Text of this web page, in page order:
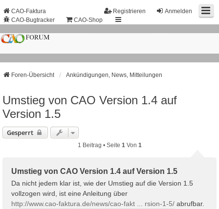
Anmelden
Registrieren
CAO-Faktura
CAO-Bugtracker
CAO-Shop
Foren-Übersicht Ankündigungen, News, Mitteilungen
Umstieg von CAO Version 1.4 auf
Version 1.5
Gesperrt
1 Beitrag • Seite 1 Von 1
Umstieg von CAO Version 1.4 auf Version 1.5
Da nicht jedem klar ist, wie der Umstieg auf die Version 1.5
vollzogen wird, ist eine Anleitung über
http://www.cao-faktura.de/news/cao-fakt ... rsion-1-5/ abrufbar.